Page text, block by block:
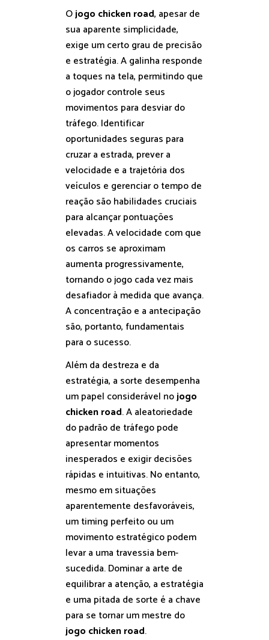
Ojogo chicken road, apesar de
sua aparente simplicidade,
exige um certo grau de precisão
e estratégia. A galinha responde
a toques na tela, permitindo que
o jogador controle seus
movimentos para desviar do
tráfego. Identificar
oportunidades seguras para
cruzar a estrada, prever a
velocidade e a trajetória dos
veículos e gerenciar o tempo de
reação são habilidades cruciais
para alcançar pontuações
elevadas. A velocidade com que
os carros se aproximam
aumenta progressivamente,
tornando o jogo cada vez mais
desafiador à medida que avança.
A concentração e a antecipação
são, portanto, fundamentais
para o sucesso.
Além da destreza e da
estratégia, a sorte desempenha
um papel considerável nojogo
chicken road. A aleatoriedade
do padrão de tráfego pode
apresentar momentos
inesperados e exigir decisões
rápidas e intuitivas. No entanto,
mesmo em situações
aparentemente desfavoráveis,
um timing perfeito ou um
movimento estratégico podem
levar a uma travessia bem-
sucedida. Dominar a arte de
equilibrar a atenção, a estratégia
e uma pitada de sorte é a chave
para se tornar um mestre do
jogo chicken road.